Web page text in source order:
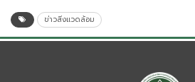
ข่าวสิ่งแวดล้อม